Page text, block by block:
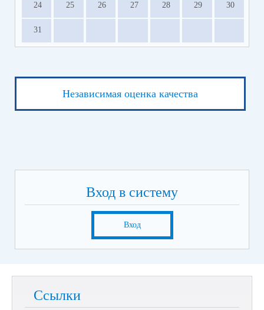
24 25 26 27 28 29 30
31
Независимая оценка качества
Вход в систему
Вход
Ссылки